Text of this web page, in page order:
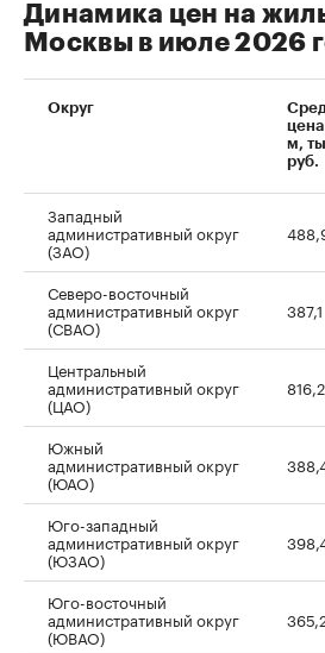
Динамика цен на
Москвы в июле 2026
Округ
цена
м,
руб.
Западный
административный округ
(ЗАО)
Северо-восточный
административный округ
(СВАО)
387,1
Центральный
административный округ
(ЦАО)
816,2
Южный
административный округ
(ЮАО)
Юго-западный
административный округ
(ЮЗАО)
Юго-восточный
административный округ
(ЮВАО)